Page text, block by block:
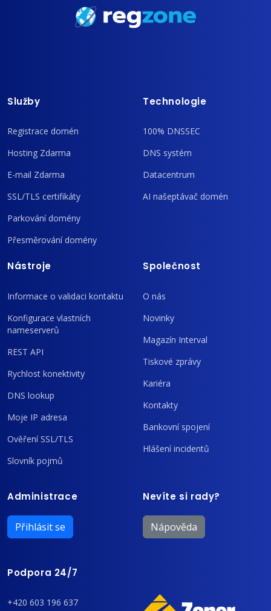
Služby
Registrace domén
Hosting Zdarma
E-mail Zdarma
SSL/TLS certifikáty
Parkování domény
Přesměrování domény
Technologie
100% DNSSEC
DNS systém
Datacentrum
AI našeptávač domén
Nástroje
Informace o validaci kontaktu
Konfigurace vlastních
nameserverů
REST API
Rychlost konektivity
DNS lookup
Moje IP adresa
Ověření SSL/TLS
Slovník pojmů
Společnost
O nás
Novinky
Magazín Interval
Tiskové zprávy
Kariéra
Kontakty
Bankovní spojení
Hlášení incidentů
Administrace
Přihlásit se
Nevíte si rady?
Nápověda
Podpora 24/7
+420 603 196 637